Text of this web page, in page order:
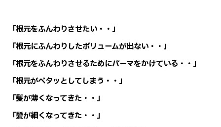
「根元をふんわりさせたい・・」
「根元にふんわりしたボリュームが出ない・・」
「根元をふんわりさせるためにパーマをかけている・・」
「根元がペタッとしてしまう・・」
「髪が薄くなってきた・・」
「髪が細くなってきた・・」